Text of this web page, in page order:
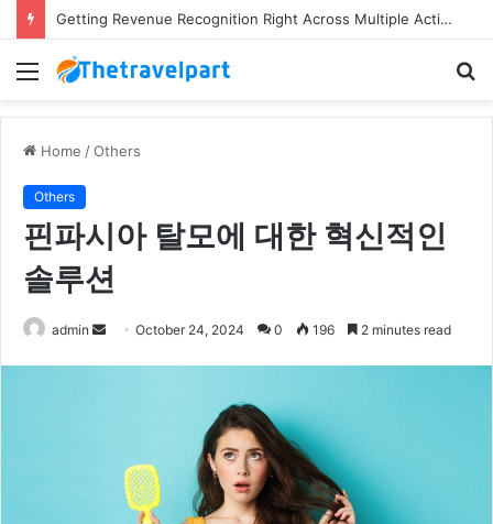
Getting Revenue Recognition Right Across Multiple Active Projects
Menu
Home /Others
Others
핀파시아 탈모에 대한 혁신적인
솔루션
admin
SendOctober 24, 2024 0 196 2 minutes read